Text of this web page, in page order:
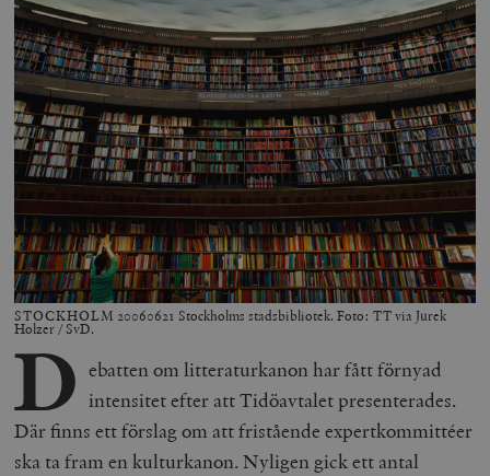
STOCKHOLM 20060621 Stockholms stadsbibliotek. Foto: TT via Jurek
Holzer / SvD.
D ebatten om litteraturkanon har fått förnyad
intensitet efter att Tidöavtalet presenterades.
Där finns ett förslag om att fristående expertkommittéer
ska ta fram en kulturkanon. Nyligen gick ett antal